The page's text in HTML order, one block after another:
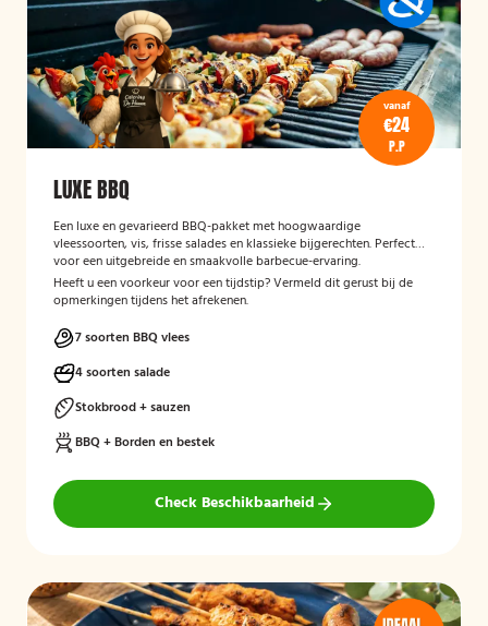
vanaf
€24
P.P
LUXE BBQ
Een luxe en gevarieerd BBQ-pakket met hoogwaardige
vleessoorten, vis, frisse salades en klassieke bijgerechten. Perfect
voor een uitgebreide en smaakvolle barbecue-ervaring.
Heeft u een voorkeur voor een tijdstip? Vermeld dit gerust bij de
opmerkingen tijdens het afrekenen.
7 soorten BBQ vlees
4 soorten salade
Stokbrood + sauzen
BBQ + Borden en bestek
Check Beschikbaarheid